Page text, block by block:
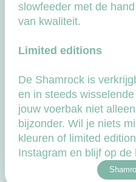
slowfeeder met de
van kwaliteit.
Limited editions
De Shamrock is
en in steeds
jouw voerbak niet
bijzonder. Wil je niets
kleuren of limited
Instagram en blijf op de